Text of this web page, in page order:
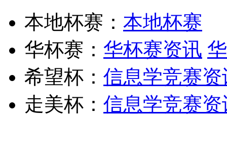
本地杯赛： 本地杯赛
华杯赛： 华杯赛资讯
希望杯： 信息学竞赛资
走美杯： 信息学竞赛资